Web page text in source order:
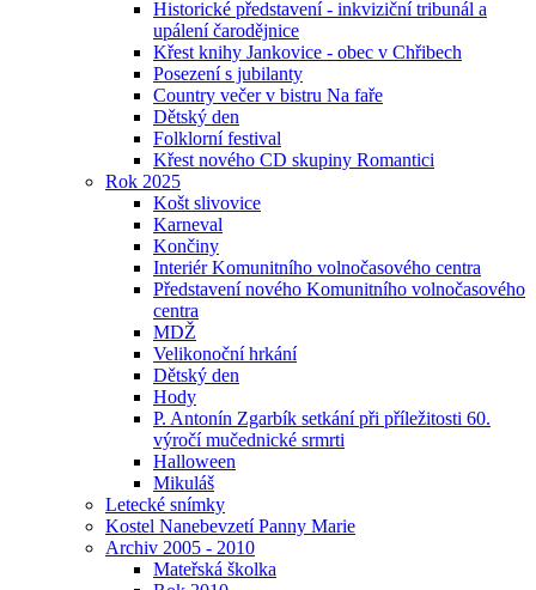
Historické představení - inkviziční tribunál a
upálení čarodějnice
Křest knihy Jankovice - obec v Chřibech
Posezení s jubilanty
Country večer v bistru Na faře
Dětský den
Folklorní festival
Křest nového CD skupiny Romantici
Rok 2025
Košt slivovice
Karneval
Končiny
Interiér Komunitního volnočasového centra
Představení nového Komunitního volnočasového
centra
MDŽ
Velikonoční hrkání
Dětský den
Hody
P. Antonín Zgarbík setkání při příležitosti 60.
výročí mučednické srmrti
Halloween
Mikuláš
Letecké snímky
Kostel Nanebevzetí Panny Marie
Archiv 2005 - 2010
Mateřská školka